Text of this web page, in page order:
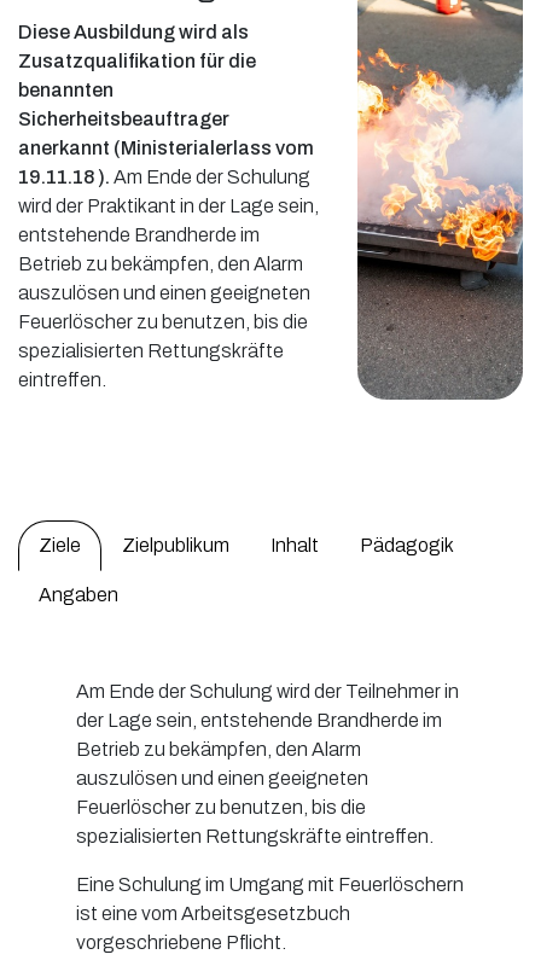
Diese Ausbildung wird als
Zusatzqualifikation für die
benannten
Sicherheitsbeauftrager
anerkannt (Ministerialerlass vom
19.11.18 ). Am Ende der Schulung
wird der Praktikant in der Lage sein,
entstehende Brandherde im
Betrieb zu bekämpfen, den Alarm
auszulösen und einen geeigneten
Feuerlöscher zu benutzen, bis die
spezialisierten Rettungskräfte
eintreffen.
Ziele Zielpublikum Inhalt Pädagogik
Angaben
Am Ende der Schulung wird der Teilnehmer in
der Lage sein, entstehende Brandherde im
Betrieb zu bekämpfen, den Alarm
auszulösen und einen geeigneten
Feuerlöscher zu benutzen, bis die
spezialisierten Rettungskräfte eintreffen.
Eine Schulung im Umgang mit Feuerlöschern
ist eine vom Arbeitsgesetzbuch
vorgeschriebene Pflicht.